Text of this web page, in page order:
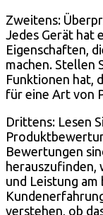
Zweitens:
Jedes Gerät hat
Eigenschaften,
machen. Stellen
Funktionen hat,
für eine Art von
Drittens: Lesen
Bewertungen
herauszufinden,
und Leistung am
verstehen, ob